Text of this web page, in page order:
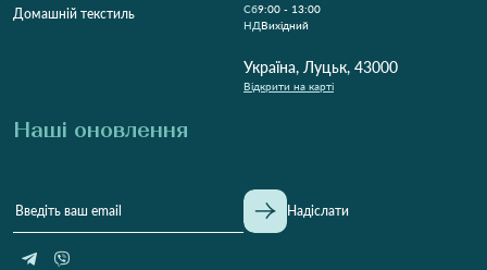
Домашній текстиль
Cб9:00 - 13:00
НДВихідний
Україна, Луцьк, 43000
Відкрити на карті
Наші оновлення
Надіслати